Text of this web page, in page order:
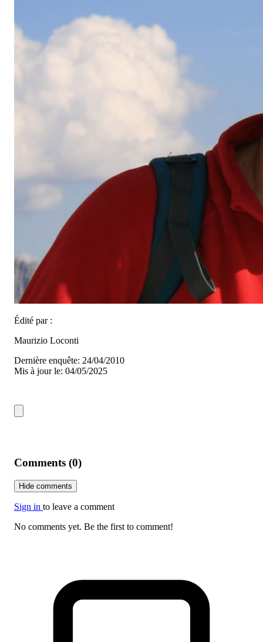
Édité par :
Maurizio Loconti
Dernière enquête: 24/04/2010
Mis à jour le: 04/05/2025
Comments (0)
Hide comments
Sign in to leave a comment
No comments yet. Be the first to comment!